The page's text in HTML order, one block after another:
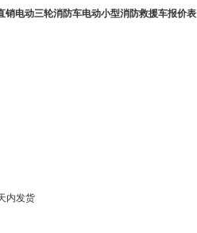
销电动三轮消防车电动小型消防救援车报价表
内发货